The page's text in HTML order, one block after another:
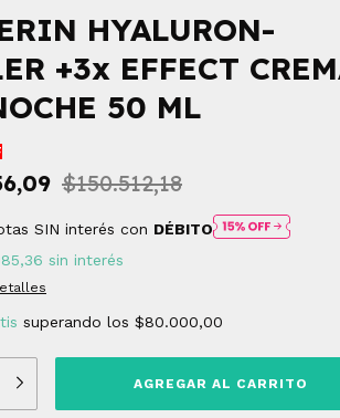
HYALURON-
+3x EFFECT
50 ML
$150.512,18
SIN interés con DÉBITO
sin interés
superando los $80.000,00